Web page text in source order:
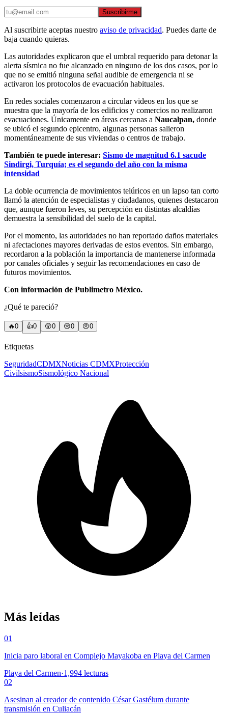
Suscribirme
Al suscribirte aceptas nuestro aviso de privacidad. Puedes darte de
baja cuando quieras.
Las autoridades explicaron que el umbral requerido para detonar la
alerta sísmica no fue alcanzado en ninguno de los dos casos, por lo
que no se emitió ninguna señal audible de emergencia ni se
activaron los protocolos de evacuación habituales.
En redes sociales comenzaron a circular videos en los que se
muestra que la mayoría de los edificios y comercios no realizaron
evacuaciones. Únicamente en áreas cercanas a Naucalpan, donde
se ubicó el segundo epicentro, algunas personas salieron
momentáneamente de sus viviendas o centros de trabajo.
También te puede interesar: Sismo de magnitud 6.1 sacude
Sindirgi, Turquía; es el segundo del año con la misma
intensidad
La doble ocurrencia de movimientos telúricos en un lapso tan corto
llamó la atención de especialistas y ciudadanos, quienes destacaron
que, aunque fueron leves, su percepción en distintas alcaldías
demuestra la sensibilidad del suelo de la capital.
Por el momento, las autoridades no han reportado daños materiales
ni afectaciones mayores derivadas de estos eventos. Sin embargo,
recordaron a la población la importancia de mantenerse informada
por canales oficiales y seguir las recomendaciones en caso de
futuros movimientos.
Con información de Publimetro México.
¿Qué te pareció?
🔥0 👍0 😲0 😢0 😠0
Etiquetas
SeguridadCDMXNoticias CDMXProtección
CivilsismoSismológico Nacional
Más leídas
01
Inicia paro laboral en Complejo Mayakoba en Playa del Carmen
Playa del Carmen·1,994 lecturas
02
Asesinan al creador de contenido César Gastélum durante
transmisión en Culiacán